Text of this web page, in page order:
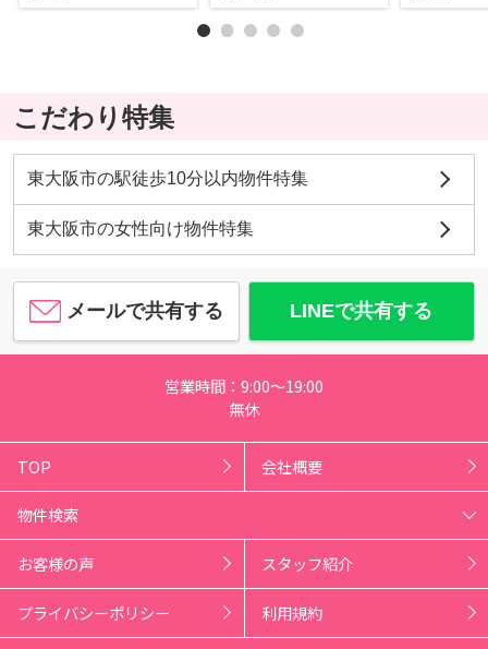
こだわり特集
東大阪市の駅徒歩10分以内物件特集
東大阪市の女性向け物件特集
メールで共有する LINEで共有する
営業時間：9:00～19:00
無休
TOP 会社概要
物件検索
お客様の声 スタッフ紹介
プライバシーポリシー 利用規約